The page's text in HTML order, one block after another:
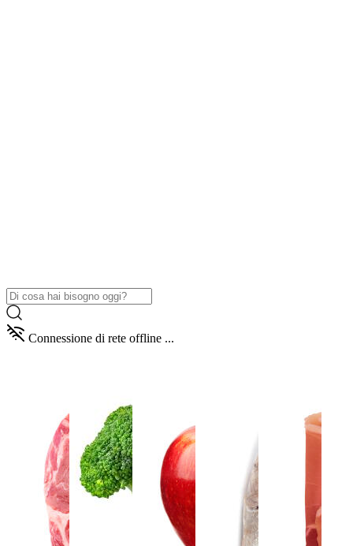
Connessione di rete offline ...